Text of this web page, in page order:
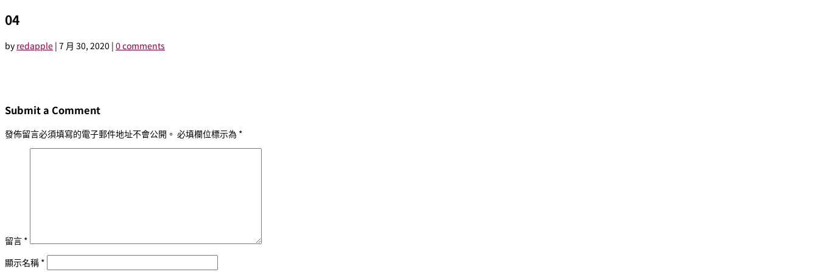
04
by redapple | 7 月 30, 2020 | 0 comments
Submit a Comment
發佈留言必須填寫的電子郵件地址不會公開。 必填欄位標示為 *
留言 *
顯示名稱 *